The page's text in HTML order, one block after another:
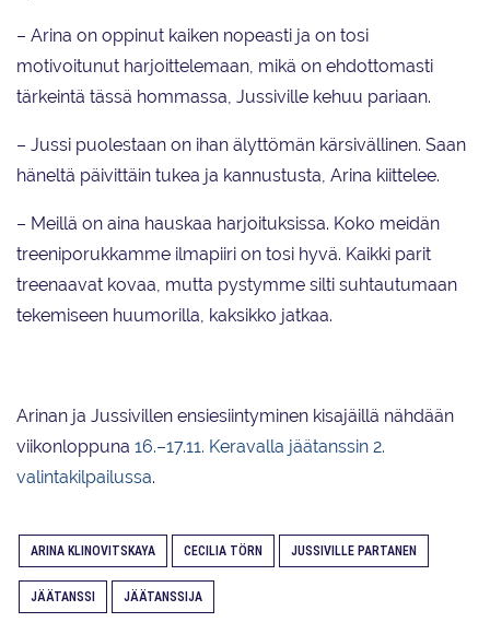
– Arina on oppinut kaiken nopeasti ja on tosi
motivoitunut harjoittelemaan, mikä on ehdottomasti
tärkeintä tässä hommassa, Jussiville kehuu pariaan.
– Jussi puolestaan on ihan älyttömän kärsivällinen. Saan
häneltä päivittäin tukea ja kannustusta, Arina kiittelee.
– Meillä on aina hauskaa harjoituksissa. Koko meidän
treeniporukkamme ilmapiiri on tosi hyvä. Kaikki parit
treenaavat kovaa, mutta pystymme silti suhtautumaan
tekemiseen huumorilla, kaksikko jatkaa.
Arinan ja Jussivillen ensiesiintyminen kisajäillä nähdään
viikonloppuna 16.–17.11. Keravalla jäätanssin 2.
valintakilpailussa.
ARINA KLINOVITSKAYA CECILIA TÖRN JUSSIVILLE PARTANEN
JÄÄTANSSI JÄÄTANSSIJA